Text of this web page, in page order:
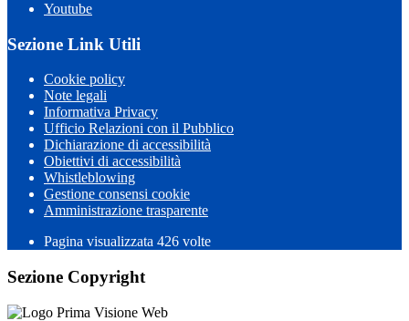
Youtube
Sezione Link Utili
Cookie policy
Note legali
Informativa Privacy
Ufficio Relazioni con il Pubblico
Dichiarazione di accessibilità
Obiettivi di accessibilità
Whistleblowing
Gestione consensi cookie
Amministrazione trasparente
Pagina visualizzata 426 volte
Sezione Copyright